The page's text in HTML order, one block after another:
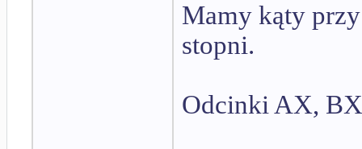
Mamy kąty
stopni.
Odcinki AX,